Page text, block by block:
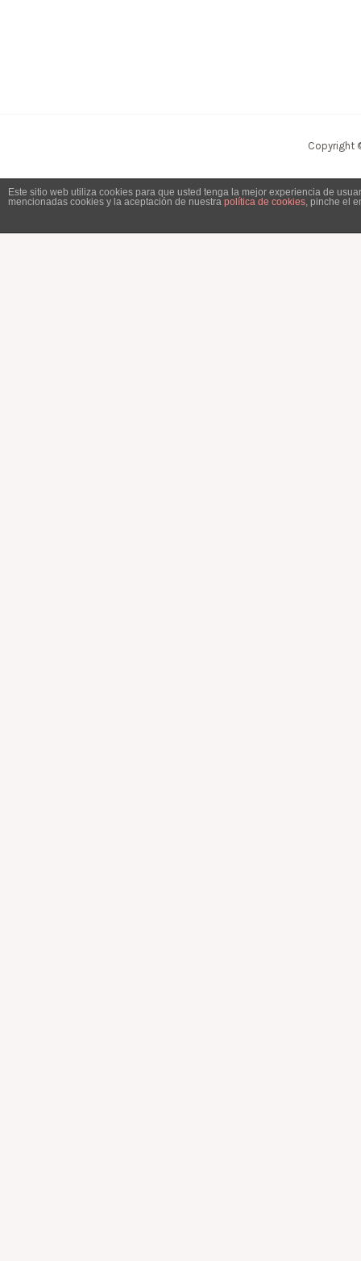
Copyright
Este sitio web utiliza cookies para que usted tenga la mejor experiencia de
mencionadas cookies y la aceptación de nuestra política de cookies , pinche el